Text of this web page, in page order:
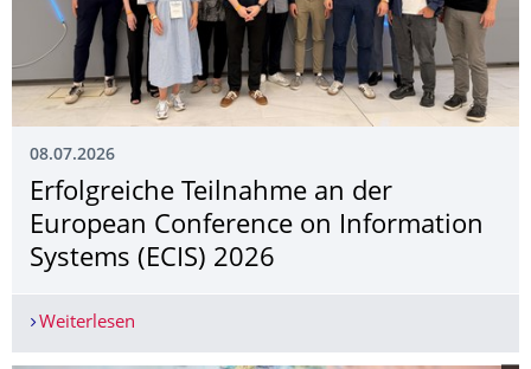
08.07.2026
Erfolgreiche Teilnahme an der
European Conference on Information
Systems (ECIS) 2026
Weiterlesen